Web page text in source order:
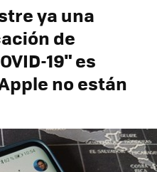
ya una
de
19" es
no están